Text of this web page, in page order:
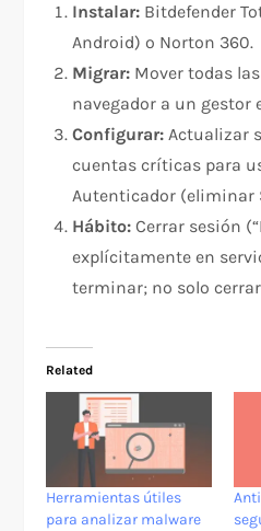
Instalar: Bitdefender
Android) o Norton 360.
Migrar: Mover todas
navegador a un gestor
Configurar: Actualizar
cuentas críticas para
Autenticador (eliminar
Hábito: Cerrar sesión
explícitamente en
terminar; no solo
Related
Herramientas útiles
para analizar malware